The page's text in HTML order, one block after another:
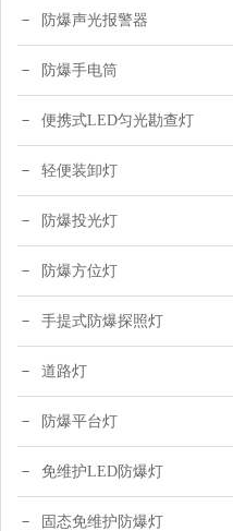
防爆声光报警器
防爆手电筒
便携式LED匀光勘查灯
轻便装卸灯
防爆投光灯
防爆方位灯
手提式防爆探照灯
道路灯
防爆平台灯
免维护LED防爆灯
固态免维护防爆灯